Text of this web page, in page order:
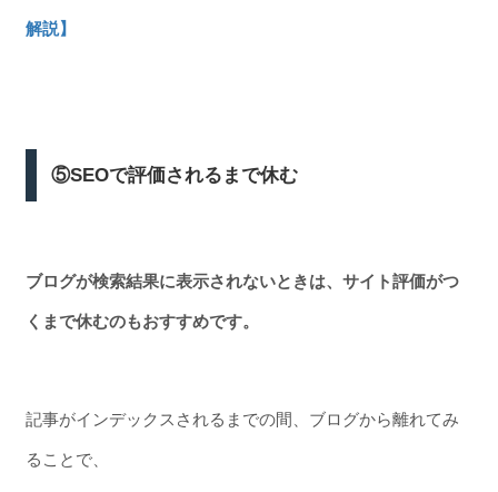
解説】
⑤SEOで評価されるまで休む
ブログが検索結果に表示されないときは、サイト評価がつ
くまで休むのもおすすめです。
記事がインデックスされるまでの間、ブログから離れてみ
ることで、